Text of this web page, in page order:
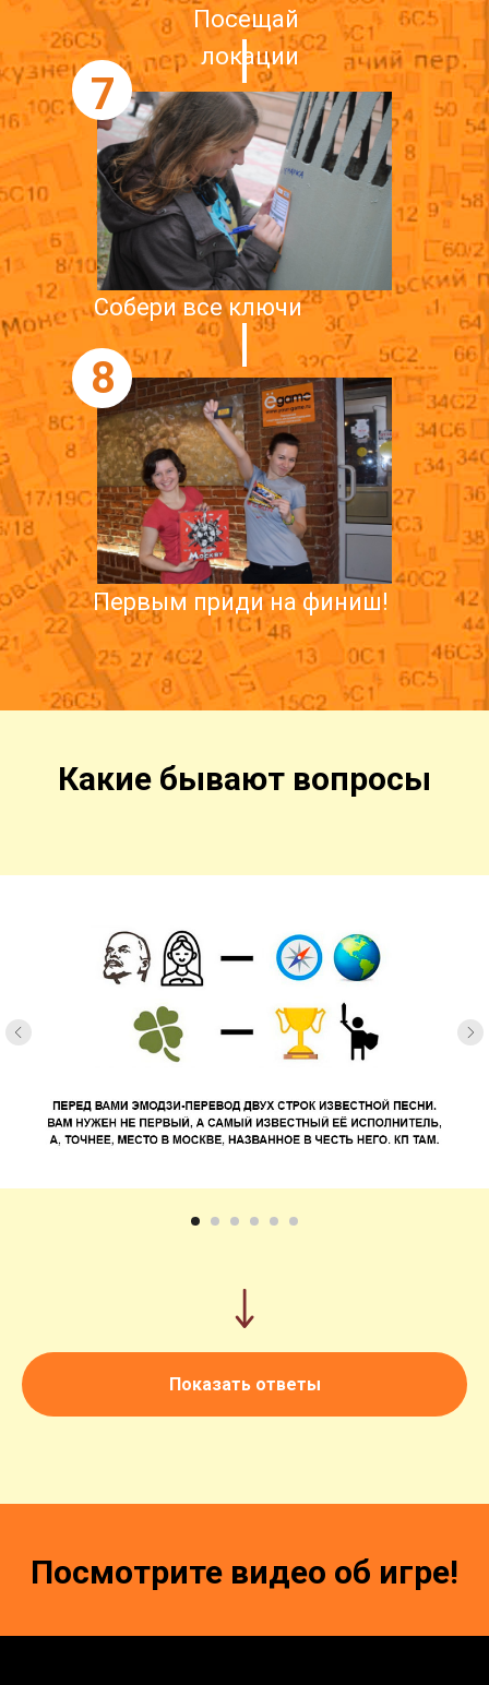
Посещай
локации
Собери все ключи
8
7
Первым приди на финиш!
Какие бывают вопросы
Показать ответы
Посмотрите видео об игре!